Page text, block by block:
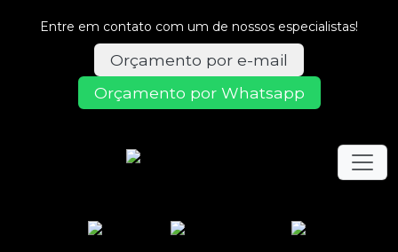
Entre em contato com um de nossos especialistas!
Orçamento por e-mail
Orçamento por Whatsapp